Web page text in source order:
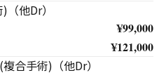
他Dr）
¥99,000
¥121,000
合手術)（他Dr）